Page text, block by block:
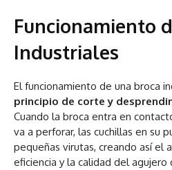
Funcionamiento
Industriales
El funcionamiento de una broca
principio de corte y
Cuando la broca entra en
va a perforar, las cuchillas en su
pequeñas virutas, creando así el
eficiencia y la calidad del